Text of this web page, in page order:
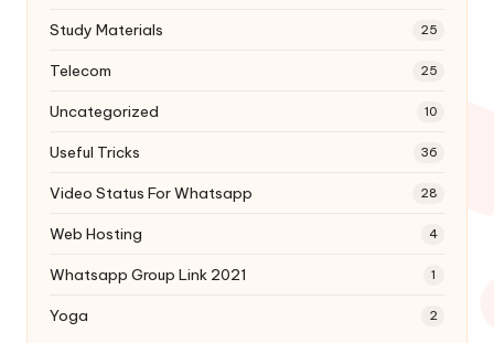
Study Materials 25
Telecom 25
Uncategorized 10
Useful Tricks 36
Video Status For Whatsapp 28
Web Hosting 4
Whatsapp Group Link 2021 1
Yoga 2